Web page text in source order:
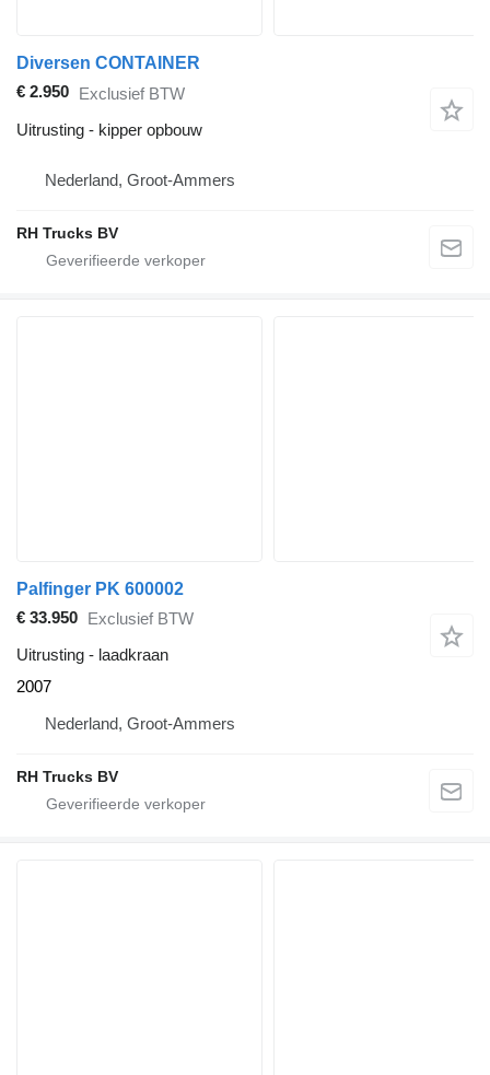
Diversen CONTAINER
€ 2.950 Exclusief BTW
Uitrusting - kipper opbouw
Nederland, Groot-Ammers
RH Trucks BV
Palfinger PK 600002
€ 33.950 Exclusief BTW
Uitrusting - laadkraan
2007
Nederland, Groot-Ammers
RH Trucks BV